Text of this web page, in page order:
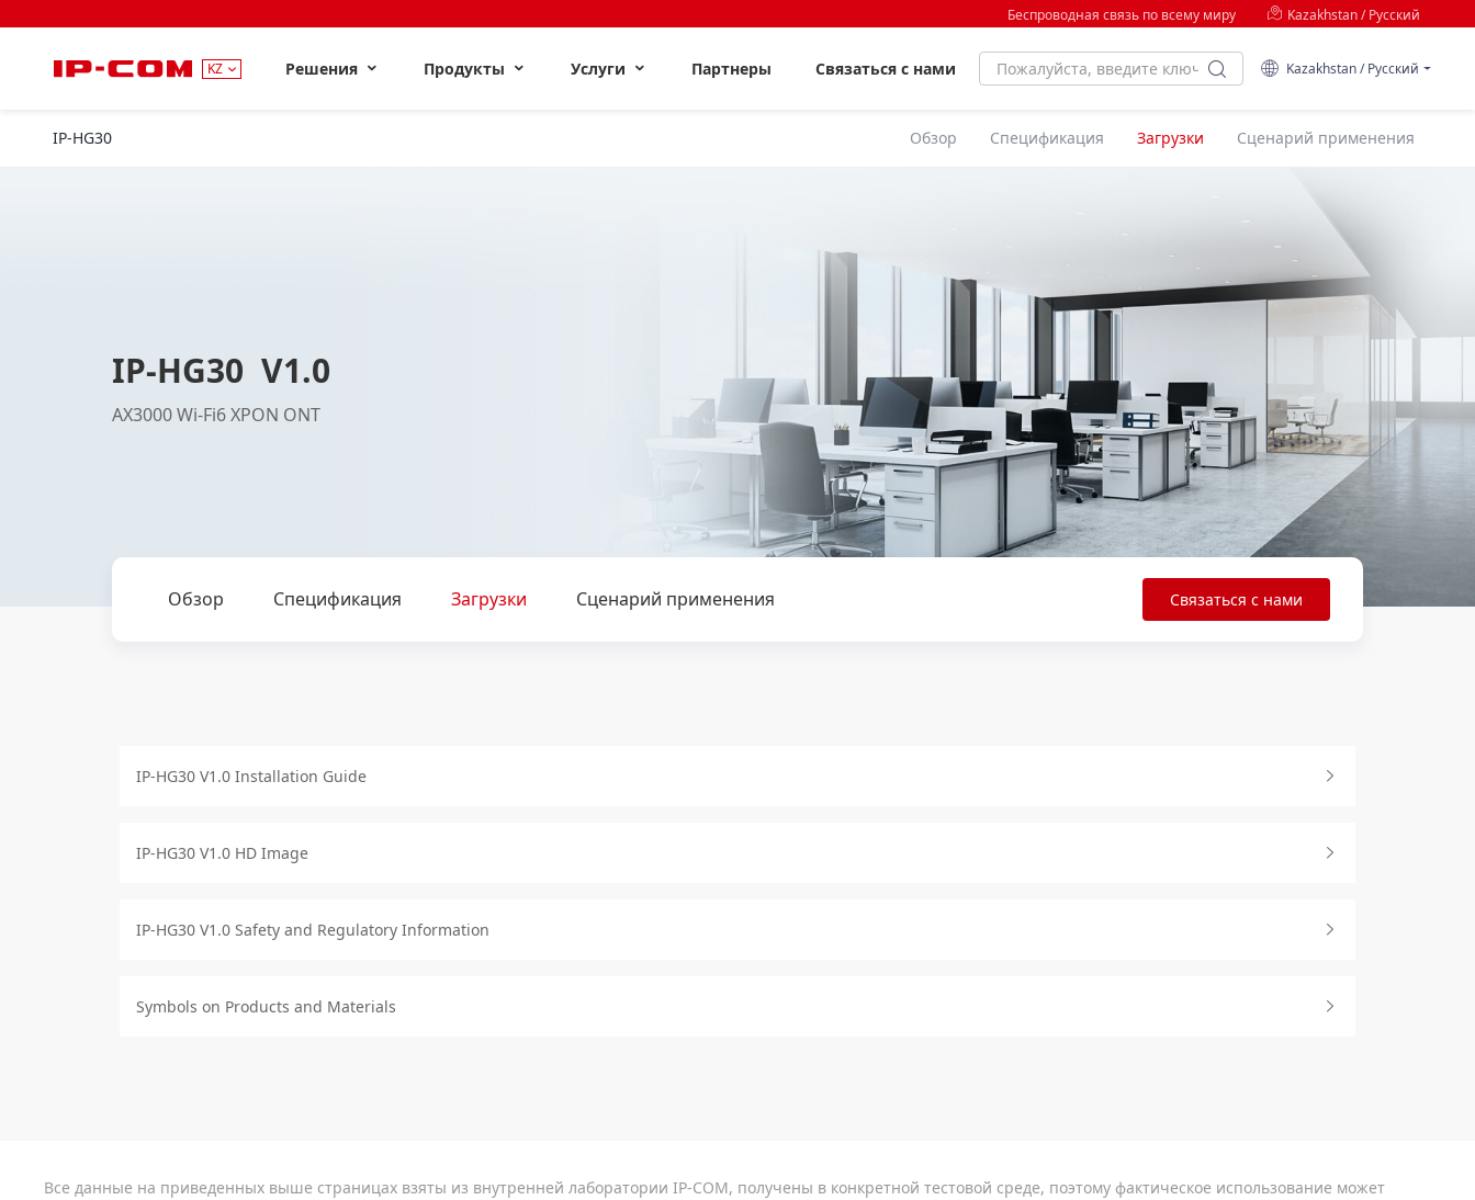
Беспроводная связь по всему миру Kazakhstan / Русский
KZ Решения Продукты Услуги Партнеры Связаться с нами Kazakhstan / Русский
IP-HG30 Обзор Спецификация Загрузки Сценарий применения
IP-HG30 V1.0
AX3000 Wi-Fi6 XPON ONT
Обзор Спецификация Загрузки Сценарий применения Связаться с нами
IP-HG30 V1.0 Installation Guide
IP-HG30 V1.0 HD Image
IP-HG30 V1.0 Safety and Regulatory Information
Symbols on Products and Materials
Все данные на приведенных выше страницах взяты из внутренней лаборатории IP-COM, получены в конкретной тестовой среде, поэтому фактическое использование может